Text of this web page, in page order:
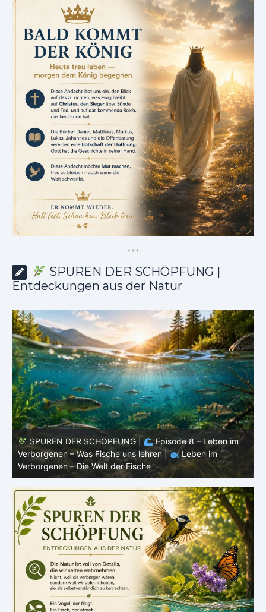
***
SPUREN DER SCHÖPFUNG |
Entdeckungen aus der Natur
SPUREN DER SCHÖPFUNG |
Episode 7: Leben im
Verborgenen – Warum Fische Fische bleiben |
Leben im
Verborgenen – Die Welt der Fische